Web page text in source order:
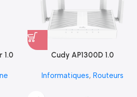
1.0 Cudy AP1300D 1.0
Informatiques, Routeurs